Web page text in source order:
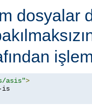
dosyalar
asis">